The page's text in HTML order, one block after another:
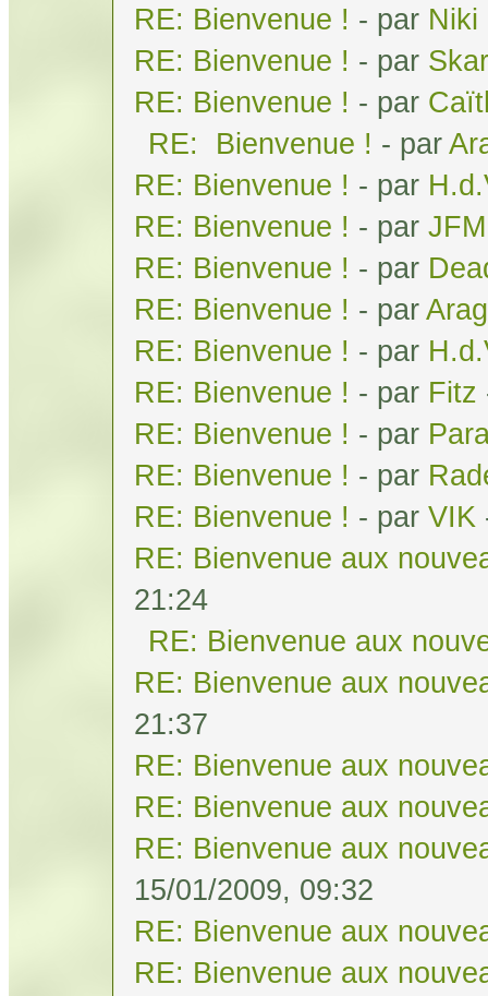
RE: Bienvenue ! - par Niki
RE: Bienvenue ! - par
RE: Bienvenue ! - par
RE: Bienvenue ! - par
RE: Bienvenue ! - par
RE: Bienvenue ! - par JFM
RE: Bienvenue ! - par
RE: Bienvenue ! - par
RE: Bienvenue ! - par
RE: Bienvenue ! - par Fitz
RE: Bienvenue ! - par
RE: Bienvenue ! - par
RE: Bienvenue ! - par VIK
RE: Bienvenue aux
21:24
RE: Bienvenue aux
RE: Bienvenue aux
21:37
RE: Bienvenue aux
RE: Bienvenue aux
RE: Bienvenue aux
15/01/2009, 09:32
RE: Bienvenue aux
RE: Bienvenue aux